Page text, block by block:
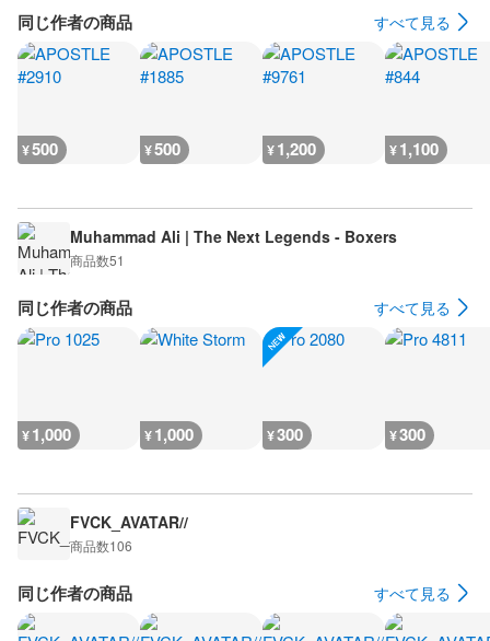
同じ作者の商品 すべて見る
¥500 ¥500 ¥1,200 ¥1,100
Muhammad Ali | The Next Legends - Boxers
商品数51
同じ作者の商品 すべて見る
¥1,000 ¥1,000 ¥300 ¥300
FVCK_AVATAR//
商品数106
同じ作者の商品 すべて見る